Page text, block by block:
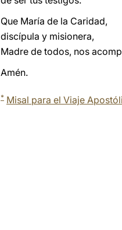
Que María de la Caridad,
discípula y misionera,
Madre de todos, nos
Amén.
* Misal para el Viaje